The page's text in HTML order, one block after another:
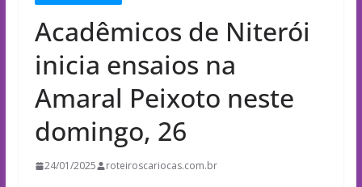
Acadêmicos de Niterói
inicia ensaios na
Amaral Peixoto neste
domingo, 26
24/01/2025 roteiroscariocas.com.br